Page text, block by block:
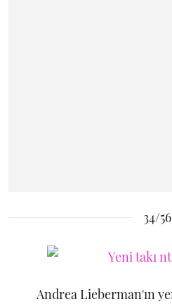
34/56
Andrea Lieberman'ın